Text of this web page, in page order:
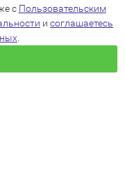
с Пользовательским
и соглашаетесь